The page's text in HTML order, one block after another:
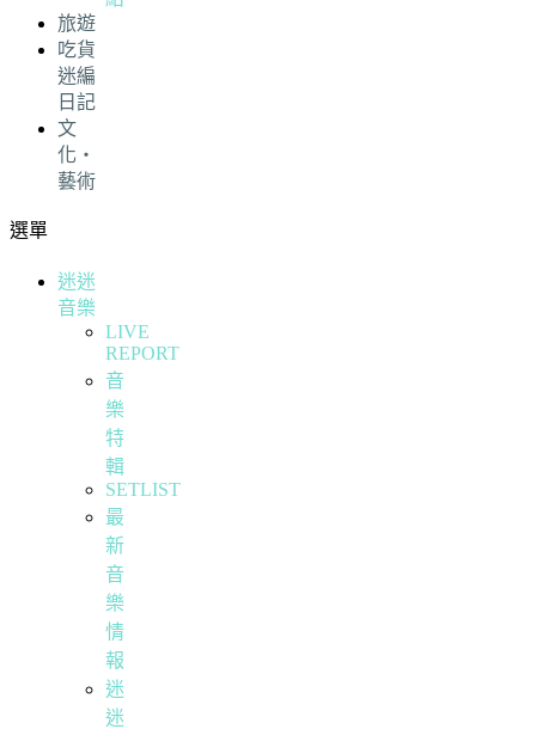
旅遊
吃貨
迷編
日記
文
化・
藝術
選單
迷迷
音樂
LIVE
REPORT
音
樂
特
輯
SETLIST
最
新
音
樂
情
報
迷
迷